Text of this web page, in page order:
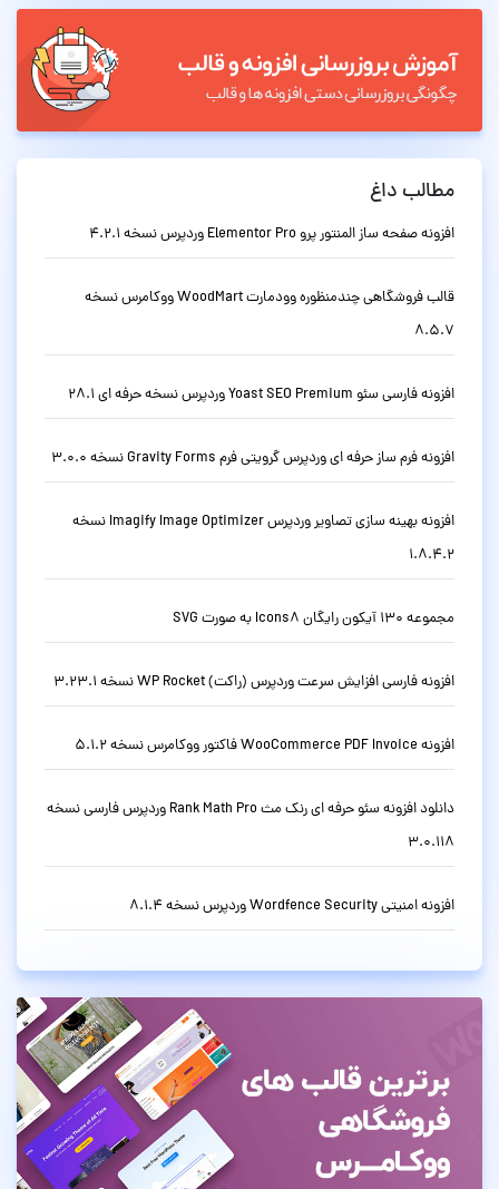
مطالب داغ
افزونه صفحه ساز المنتور پرو Elementor Pro وردپرس نسخه 4.2.1
قالب فروشگاهی چندمنظوره وودمارت WoodMart ووکامرس نسخه
8.5.7
افزونه فارسی سئو Yoast SEO Premium وردپرس نسخه حرفه ای 28.1
افزونه فرم ساز حرفه ای وردپرس گرویتی فرم Gravity Forms نسخه 3.0.0
افزونه بهینه سازی تصاویر وردپرس Imagify Image Optimizer نسخه
1.8.4.2
مجموعه 130 آیکون رایگان Icons8 به صورت SVG
افزونه فارسی افزایش سرعت وردپرس (راکت) WP Rocket نسخه 3.23.1
افزونه WooCommerce PDF Invoice فاکتور ووکامرس نسخه 5.1.2
دانلود افزونه سئو حرفه ای رنک مث Rank Math Pro وردپرس فارسی نسخه
3.0.118
افزونه امنیتی Wordfence Security وردپرس نسخه 8.1.4